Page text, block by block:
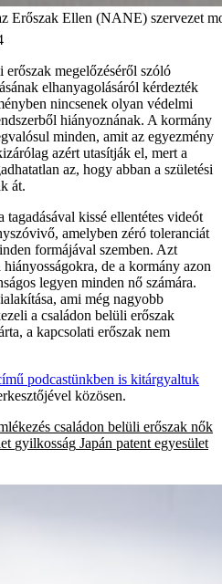
Erőszak Ellen (NANE) szervezet
megelőzéséről szóló
elhanyagolásáról kérdezték
nincsenek olyan védelmi
hiányoznának. A kormány
minden, amit az egyezmény
azért utasítják el, mert a
az, hogy abban a születési
át.
kissé ellentétes videót
amelyben zéró toleranciát
formájával szemben. Azt
de a kormány azon
legyen minden nő számára.
ami még nagyobb
a családon belüli erőszak
a kapcsolati erőszak nem
podcastünkben is kitárgyaltuk
közösen.
családon belüli erőszak nők
gyilkosság Japán patent egyesület